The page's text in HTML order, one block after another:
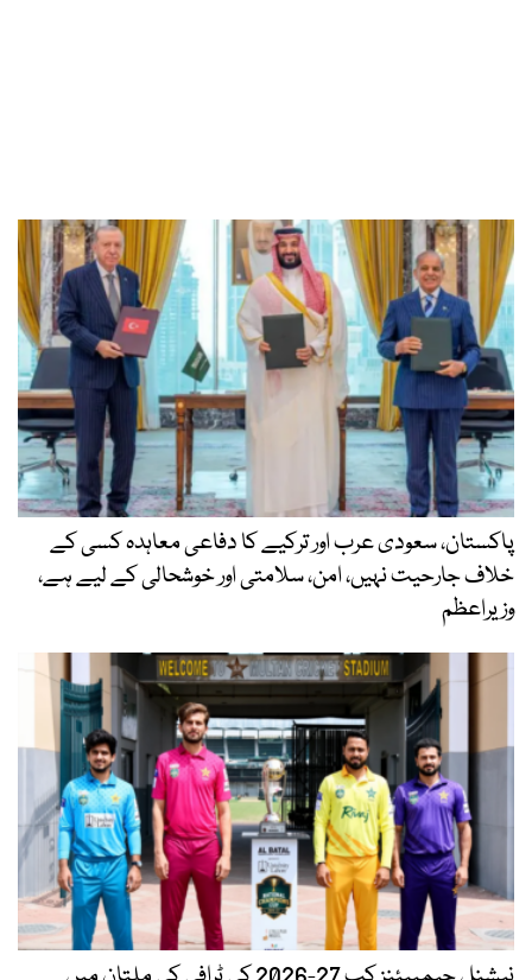
پاکستان، سعودی عرب اور ترکیے کا دفاعی معاہدہ کسی کے
خلاف جارحیت نہیں، امن، سلامتی اور خوشحالی کے لیے ہے،
وزیراعظم